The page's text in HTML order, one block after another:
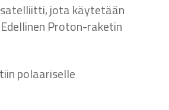
jota käytetään
Proton-raketin
polaariselle